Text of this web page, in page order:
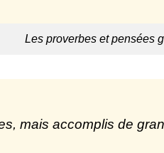
Les proverbes et pensées
mais accomplis de